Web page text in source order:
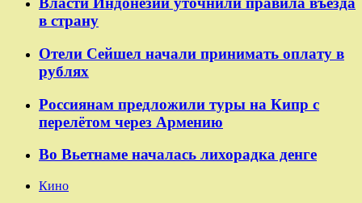
в страну
Отели Сейшел начали принимать оплату в
рублях
Россиянам предложили туры на Кипр с
перелётом через Армению
Во Вьетнаме началась лихорадка денге
Кино